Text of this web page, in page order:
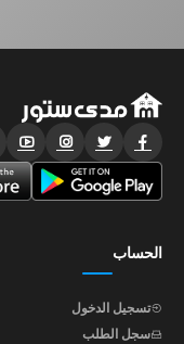
الحساب
تسجيل الدخول
سجل الطلب